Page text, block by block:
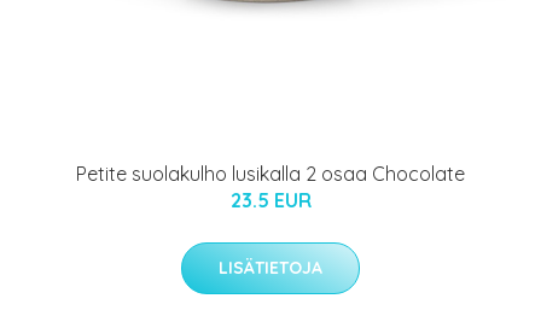
Petite suolakulho lusikalla 2 osaa Chocolate
23.5 EUR
LISÄTIETOJA